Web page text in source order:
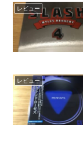
レビュー
レビュー